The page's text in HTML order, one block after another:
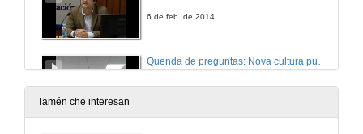
6 de feb. de 2014
6 de feb. de 2014
Tamén che interesan